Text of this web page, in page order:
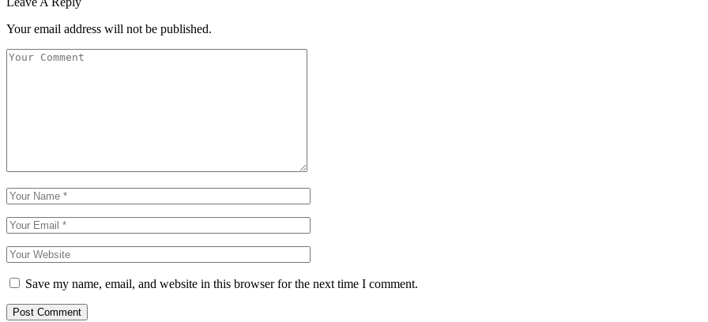
Your email address will not be published.
Save my name, email, and website in this browser for the next time I comment.